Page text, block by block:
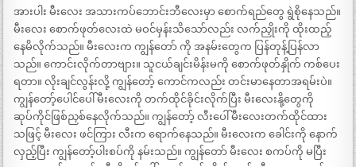
အားပါး မီးလေး အသားကပ်ဘောင်းဘီလေးမှာ စောက်ရည်တွေ ရွဲစိုနေသည်။
မီးလေး စောက်ဖုတ်လေးထဲ မဝင်မှန်းသိသော်လည်း လက်ညှိုးကို ထိုးထည့်
နေမိလိုက်သည်။ မီးလေးက ကျွန်တော် ကို အနမ်းတွေက ပြန်တုန့်ပြန်လာ
သည်။ ကောင်းလိုက်တာဗျား။ သူငယ်ချင်းမိန်းမကို စောက်ဖုတ်နှိုက် ကစ်ပေး
ရတာ။ လိုးချင်လွန်းလို့ ကျွန်တော့် ကောင်ကလည်း တင်းမာနေတာအရမ်းပဲ။
ကျွန်တော့်ပေါင်ပေါ် မီးလေးကို တက်ထိုင်ခိုင်းလိုက်ပြီး မီးလေးနို့တွေကို
ဆုပ်ကိုင်ဖြစ်ညှစ်နေလိုက်သည်။ ကျွန်တော့် လီးပေါ် မီးလေးတက်ထိုင်ထား
သဖြင့် မီးလေး ဖင်ကြား လီးက ရောက်နေသည်။ မီးလေးက ခေါင်းကို နောက်
လှည့်ပြီး ကျွန်တော့်ပါးစပ်ကို နမ်းသည်။ ကျွန်တော် မီးလေး စကပ်ကို မပြီး